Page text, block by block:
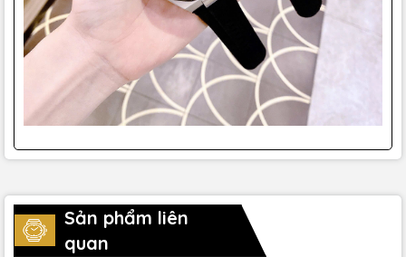
Sản phẩm liên
quan